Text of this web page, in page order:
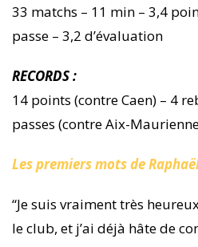
33 matchs – 11 min – 3,4
passe – 3,2 d’évaluation
RECORDS :
14 points (contre Caen) – 4
passes (contre Aix-
Les premiers mots de
“Je suis vraiment très
le club, et j’ai déjà hâte de